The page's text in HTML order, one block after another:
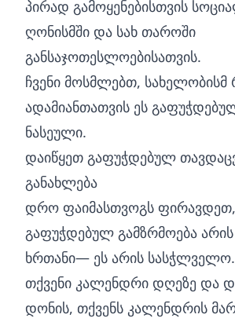
პირად გამოყენებისთვის
ღონისმში და სახ თაროში
განსაჯოთესლოებისათვის.
ჩვენი მოსმლებთ, სახელობისმ
ადამიანთათვის ეს
ნასეული.
დაიწყეთ გაფუჭდებულ
განახლება
დრო ფაიმასთვოგს ფირავდეთ,
გაფუჭდებულ გამზრმოება
ხრთანი— ეს არის
თქვენი კალენდრი დღეზე და
დონის, თქვენს კალენდრის